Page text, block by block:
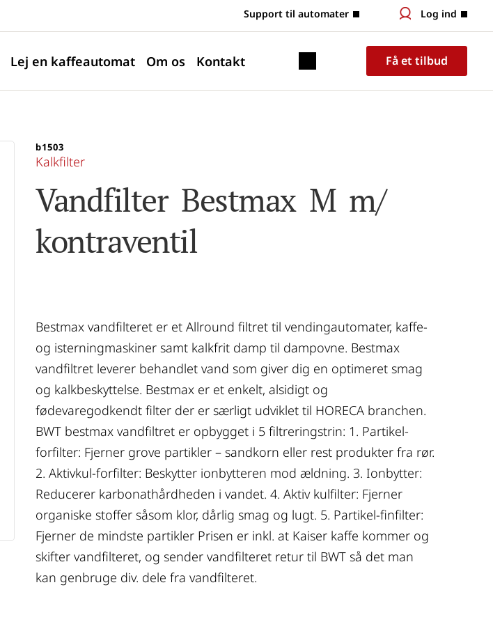
Support til automater Log ind
Lej en kaffeautomat Om os Kontakt Få et tilbud
b1503
Kalkfilter
Vandfilter  Bestmax  M  m/
kontraventil
Bestmax vandfilteret er et Allround filtret til vendingautomater, kaffe-
og isterningmaskiner samt kalkfrit damp til dampovne. Bestmax
vandfiltret leverer behandlet vand som giver dig en optimeret smag
og kalkbeskyttelse. Bestmax er et enkelt, alsidigt og
fødevaregodkendt filter der er særligt udviklet til HORECA branchen.
BWT bestmax vandfiltret er opbygget i 5 filtreringstrin: 1. Partikel-
forfilter: Fjerner grove partikler – sandkorn eller rest produkter fra rør.
2. Aktivkul-forfilter: Beskytter ionbytteren mod ældning. 3. Ionbytter:
Reducerer karbonathårdheden i vandet. 4. Aktiv kulfilter: Fjerner
organiske stoffer såsom klor, dårlig smag og lugt. 5. Partikel-finfilter:
Fjerner de mindste partikler Prisen er inkl. at Kaiser kaffe kommer og
skifter vandfilteret, og sender vandfilteret retur til BWT så det man
kan genbruge div. dele fra vandfilteret.